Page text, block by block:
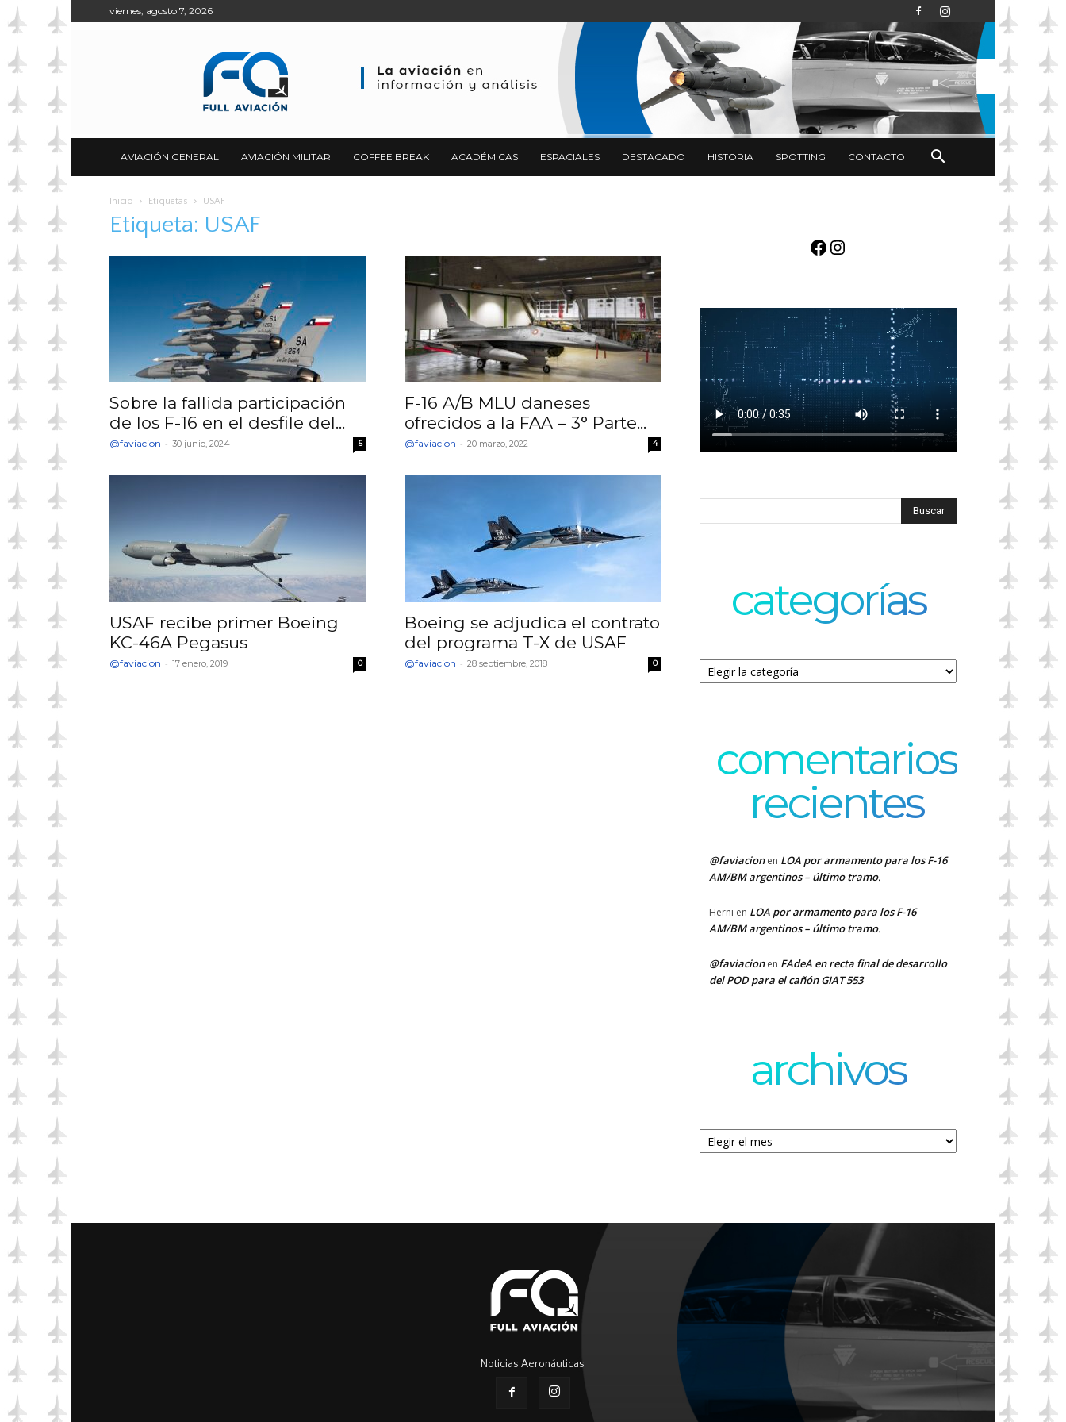
viernes, agosto 7, 2026
AVIACIÓN GENERAL AVIACIÓN MILITAR COFFEE BREAK ACADÉMICAS ESPACIALES DESTACADO HISTORIA SPOTTING CONTACTO
Inicio Etiquetas USAF
Etiqueta: USAF
Sobre la fallida participación
de los F-16 en el desfile del...
@faviacion - 30 junio, 2024 5
F-16 A/B MLU daneses
ofrecidos a la FAA – 3° Parte...
@faviacion - 20 marzo, 2022 4
USAF recibe primer Boeing
KC-46A Pegasus
@faviacion - 17 enero, 2019 0
Boeing se adjudica el contrato
del programa T-X de USAF
@faviacion - 28 septiembre, 2018 0
Facebook
Instagram
categorías
Categorías
comentarios
recientes
@faviacionen LOA por armamento para los F-16
AM/BM argentinos – último tramo.
Herni en LOA por armamento para los F-16
AM/BM argentinos – último tramo.
@faviacionen FAdeA en recta final de desarrollo
del POD para el cañón GIAT 553
archivos
Archivos
Noticias Aeronáuticas